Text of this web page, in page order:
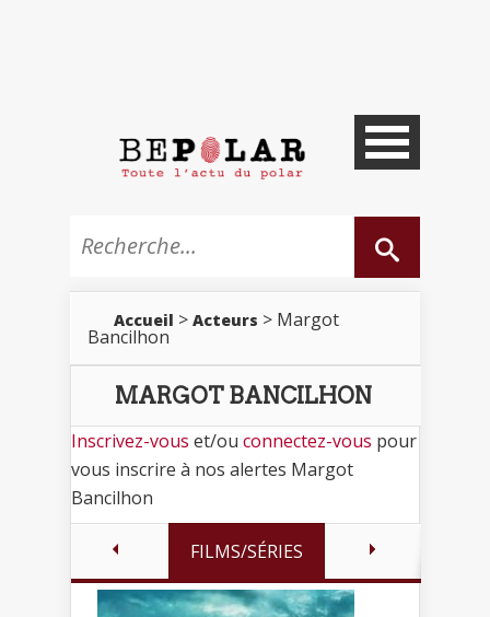
Accueil > Acteurs > Margot
Bancilhon
MARGOT BANCILHON
Inscrivez-vous et/ou connectez-vous pour
vous inscrire à nos alertes Margot
Bancilhon
FILMS/SÉRIES